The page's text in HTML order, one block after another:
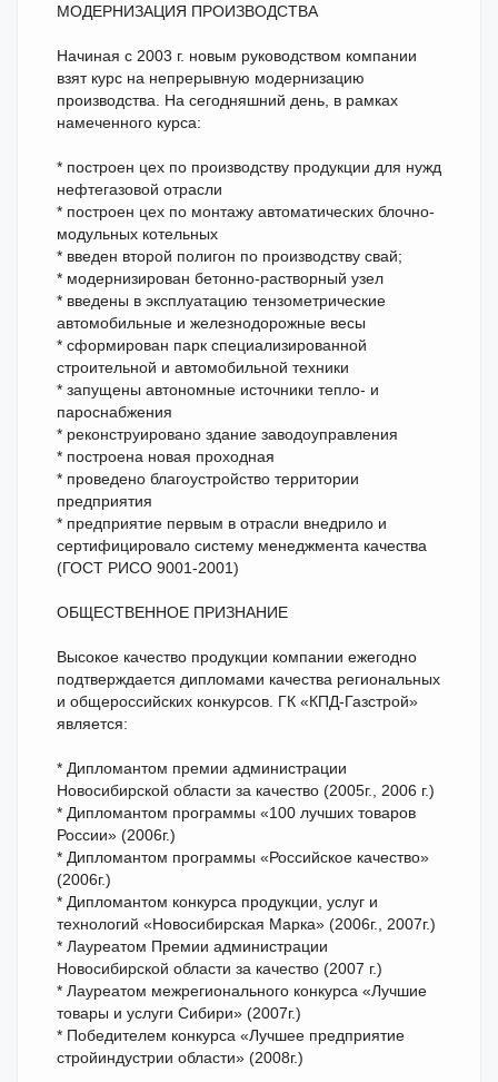
МОДЕРНИЗАЦИЯ ПРОИЗВОДСТВА
Начиная с 2003 г. новым руководством компании
взят курс на непрерывную модернизацию
производства. На сегодняшний день, в рамках
намеченного курса:
* построен цех по производству продукции для нужд
нефтегазовой отрасли
* построен цех по монтажу автоматических блочно-
модульных котельных
* введен второй полигон по производству свай;
* модернизирован бетонно-растворный узел
* введены в эксплуатацию тензометрические
автомобильные и желез­нодорожные весы
* сформирован парк специализированной
строительной и автомобильной техники
* запущены автономные источники тепло- и
пароснабжения
* реконструировано здание заводоуправления
* построена новая проходная
* проведено благоустройство территории
предприятия
* предприятие первым в отрасли внедрило и
сертифицировало систему менеджмента качества
(ГОСТ РИСО 9001-2001)
ОБЩЕСТВЕННОЕ ПРИЗНАНИЕ
Высокое качество продукции компании ежегодно
подтверждается дипломами качества региональных
и общероссийских конкурсов. ГК «КПД-Газстрой»
является:
* Дипломантом премии администрации
Новосибирской области за качество (2005г., 2006 г.)
* Дипломантом программы «100 лучших товаров
России» (2006г.)
* Дипломантом программы «Российское качество»
(2006г.)
* Дипломантом конкурса продукции, услуг и
технологий «Новосибирская Марка» (2006г., 2007г.)
* Лауреатом Премии администрации
Новосибирской области за качество (2007 г.)
* Лауреатом межрегионального конкурса «Лучшие
товары и услуги Сибири» (2007г.)
* Победителем конкурса «Лучшее предприятие
стройиндустрии области» (2008г.)